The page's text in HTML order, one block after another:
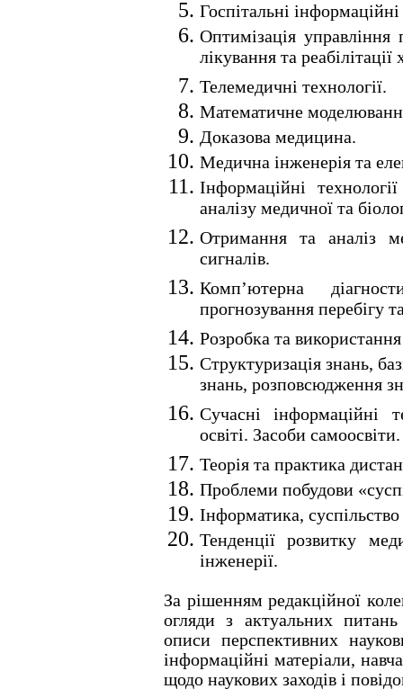
Госпітальні
Оптимізація управління
лікування та реабілітації
Телемедичні технології.
Математичне
Доказова медицина.
Медична інженерія та
Інформаційні
аналізу медичної та
Отримання та аналіз
сигналів.
Комп’ютерна
прогнозування перебігу
Розробка та
Структуризація знань,
знань, розповсюдження
Сучасні інформаційні
освіті. Засоби самоосвіти.
Теорія та практика
Проблеми побудови
Інформатика,
Тенденції розвитку
інженерії.
За рішенням редакційної
огляди з актуальних
описи перспективних
інформаційні матеріали,
щодо наукових заходів і